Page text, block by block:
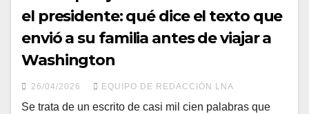
el presidente: qué dice el texto que
envió a su familia antes de viajar a
Washington
26/04/2026 EQUIPO DE REDACCIÓN LNA
Se trata de un escrito de casi mil cien palabras que